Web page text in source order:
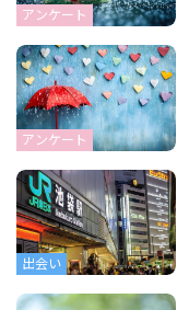
アンケート
アンケート
出会い